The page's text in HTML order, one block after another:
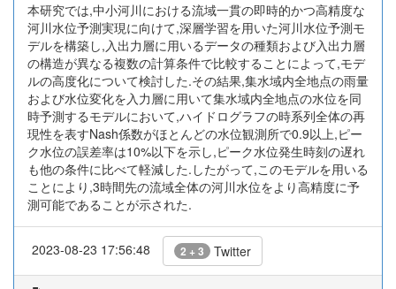
本研究では,中小河川における流域一貫の即時的かつ高精度な
河川水位予測実現に向けて,深層学習を用いた河川水位予測モ
デルを構築し,入出力層に用いるデータの種類および入出力層
の構造が異なる複数の計算条件で比較することによって,モデ
ルの高度化について検討した.その結果,集水域内全地点の雨量
および水位変化を入力層に用いて集水域内全地点の水位を同
時予測するモデルにおいて,ハイドログラフの時系列全体の再
現性を表すNash係数がほとんどの水位観測所で0.9以上,ピー
ク水位の誤差率は10%以下を示し,ピーク水位発生時刻の遅れ
も他の条件に比べて軽減した.したがって,このモデルを用いる
ことにより,3時間先の流域全体の河川水位をより高精度に予
測可能であることが示された.
2023-08-23 17:56:48 2 + 3 Twitter